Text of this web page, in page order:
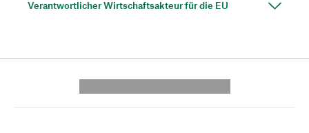
Verantwortlicher Wirtschaftsakteur für die EU